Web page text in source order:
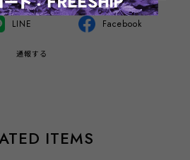
LINE Facebook
通報する
ITEMS